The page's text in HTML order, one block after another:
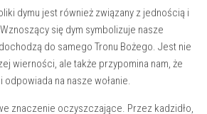
dymu jest również związany ‌z jednością‍ i
się dym symbolizuje nasze
​do samego‌ Tronu Bożego. Jest nie
wierności, ale także przypomina nam,⁤ że
odpowiada ​na nasze wołanie.
znaczenie oczyszczające. Przez‌ kadzidło,